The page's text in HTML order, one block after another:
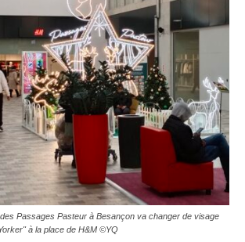
Passages Pasteur à Besançon va changer de visage
à la place de H&M ©YQ